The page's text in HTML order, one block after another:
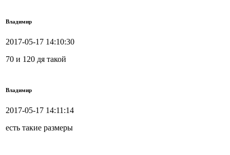
Владимир
2017-05-17 14:10:30
70 и 120 дя такой
Владимир
2017-05-17 14:11:14
есть такие размеры